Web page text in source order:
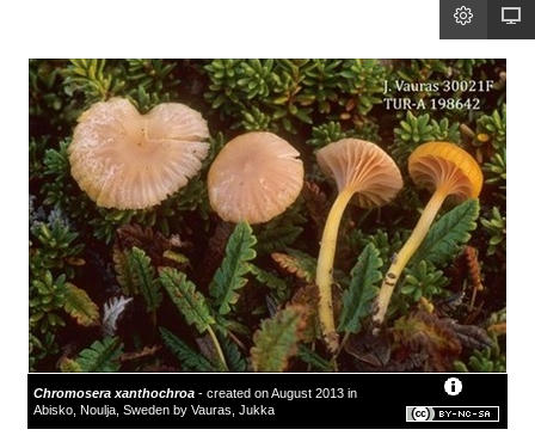
ž
Chromosera xanthochroa - created on August 2013 in
Abisko, Noulja, Sweden by Vauras, Jukka